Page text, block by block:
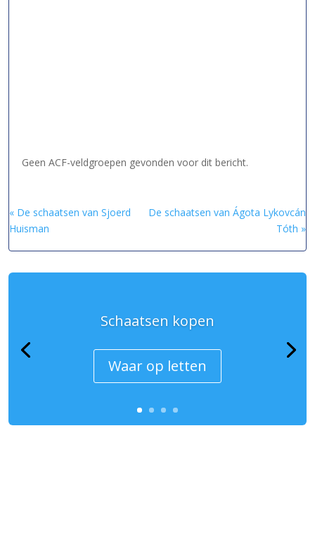
Geen ACF-veldgroepen gevonden voor dit bericht.
« De schaatsen van Sjoerd
Huisman
De schaatsen van Ágota Lykovcán
Tóth »
Schaatsen kopen
Waar op letten